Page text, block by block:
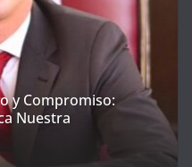
y Compromiso:
Nuestra